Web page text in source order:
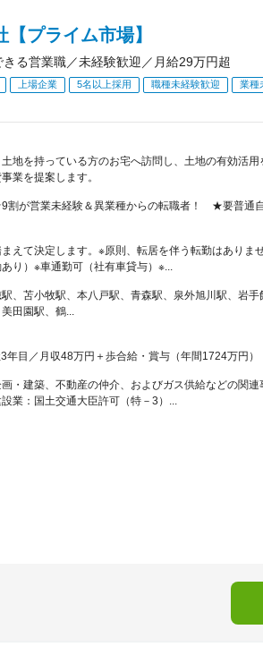
プライム市場】
る営業職／未経験歓迎／月給29万円超
上場企業 5名以上採用 職種未経験歓迎 業種
土地を持っている方のお宅へ訪問し、土地の有効活用
業を提案します。
割が営業未経験＆異業種からの転職者！ ★要普通自
えて決定します。※原則、転居を伴う転勤はありま
り）※車通勤可（社有車貸与）※...
、苫小牧駅、本八戸駅、青森駅、泉外旭川駅、岩手
田園駅、鶴...
年目／月収48万円＋歩合給・賞与（年間1724万円）
・建築、不動産の仲介、およびガス供給などの関連
業：国土交通大臣許可（特－3）...